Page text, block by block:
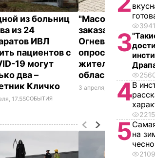
из больниц
из 24
ИВЛ
пациентов с
19 могут
два –
Кличко
17.55СОБЫТИЯ
"Масок нет, но
заказали по 40
Огневич провела
опрос среди
жителей
области
3 апреля, 17.33НОВОСТИ
3
4В
5на